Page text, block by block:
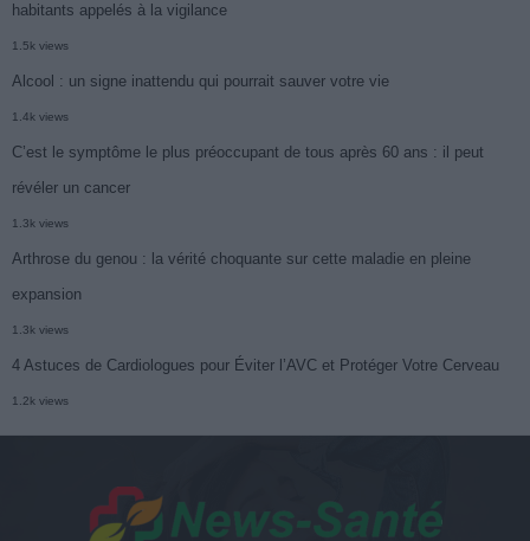
habitants appelés à la vigilance
1.5k views
Alcool : un signe inattendu qui pourrait sauver votre vie
1.4k views
C’est le symptôme le plus préoccupant de tous après 60 ans : il peut
révéler un cancer
1.3k views
Arthrose du genou : la vérité choquante sur cette maladie en pleine
expansion
1.3k views
4 Astuces de Cardiologues pour Éviter l’AVC et Protéger Votre Cerveau
1.2k views